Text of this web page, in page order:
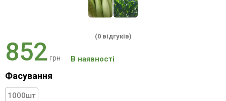
(0 відгуків)
852 грн В наявності
Фасування
1000шт